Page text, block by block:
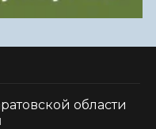
области